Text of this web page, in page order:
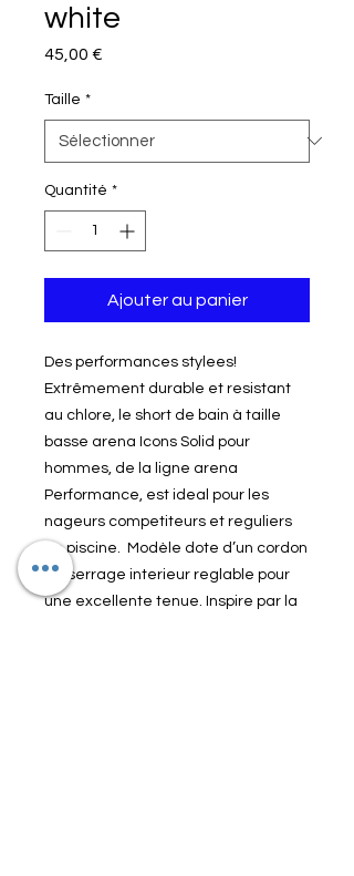
white
45,00 €
Taille *
Quantité *
Ajouter au panier
Des performances stylees!
Extrêmement durable et resistant
au chlore, le short de bain à taille
basse arena Icons Solid pour
hommes, de la ligne arena
Performance, est ideal pour les
nageurs competiteurs et reguliers
en piscine. Modèle dote d’un cordon
de serrage interieur reglable pour
une excellente tenue. Inspire par la